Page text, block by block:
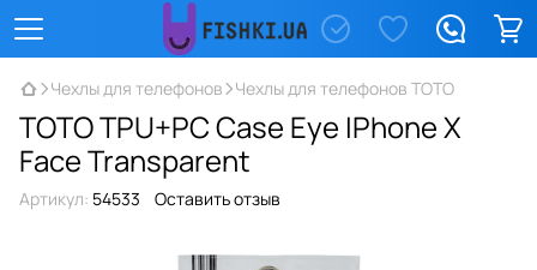
Чехлы для телефонов Чехлы для телефонов TOTO
TOTO TPU+PC Case Eye IPhone X
Face Transparent
Артикул: 54533 Оставить отзыв